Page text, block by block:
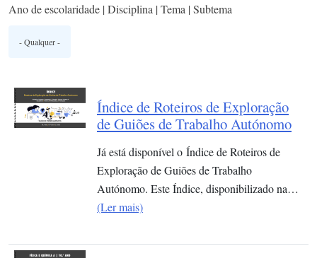
Ano de escolaridade | Disciplina | Tema | Subtema
Índice de Roteiros de Exploração
de Guiões de Trabalho Autónomo
Já está disponível o Índice de Roteiros de
Exploração de Guiões de Trabalho
Autónomo. Este Índice, disponibilizado na…
(Ler mais)